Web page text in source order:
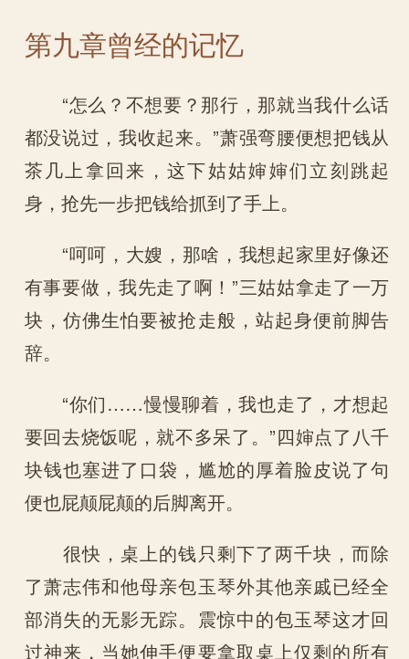
第九章曾经的记忆
“怎么？不想要？那行，那就当我什么话
都没说过，我收起来。”萧强弯腰便想把钱从
茶几上拿回来，这下姑姑婶婶们立刻跳起
身，抢先一步把钱给抓到了手上。
“呵呵，大嫂，那啥，我想起家里好像还
有事要做，我先走了啊！”三姑姑拿走了一万
块，仿佛生怕要被抢走般，站起身便前脚告
辞。
“你们……慢慢聊着，我也走了，才想起
要回去烧饭呢，就不多呆了。”四婶点了八千
块钱也塞进了口袋，尴尬的厚着脸皮说了句
便也屁颠屁颠的后脚离开。
很快，桌上的钱只剩下了两千块，而除
了萧志伟和他母亲包玉琴外其他亲戚已经全
部消失的无影无踪。震惊中的包玉琴这才回
过神来，当她伸手便要拿取桌上仅剩的所有